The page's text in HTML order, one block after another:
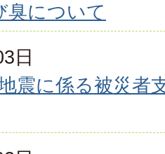
臭について
日
震に係る被災者